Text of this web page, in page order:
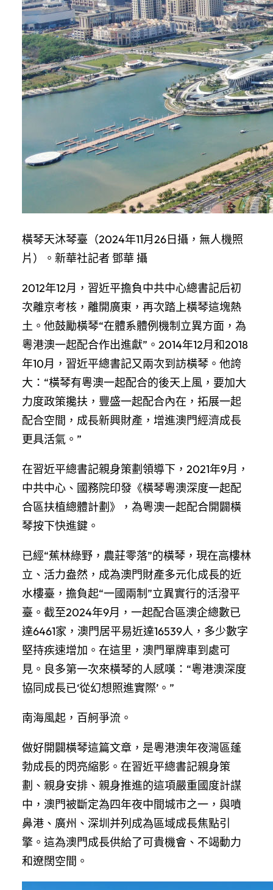
橫琴天沐琴臺（2024年11月26日攝，無人機照
片）。新華社記者 鄧華 攝
2012年12月，習近平擔負中共中心總書記后初
次離京考核，離開廣東，再次踏上橫琴這塊熱
土。他鼓勵橫琴“在體系體例機制立異方面，為
粵港澳一起配合作出進獻”。2014年12月和2018
年10月，習近平總書記又兩次到訪橫琴。他誇
大：“橫琴有粵澳一起配合的後天上風，要加大
力度政策攙扶，豐盛一起配合內在，拓展一起
配合空間，成長新興財產，增進澳門經濟成長
更具活氣。”
在習近平總書記親身策劃領導下，2021年9月，
中共中心、國務院印發《橫琴粵澳深度一起配
合區扶植總體計劃》，為粵澳一起配合開闢橫
琴按下快進鍵。
已經“蕉林綠野，農莊零落”的橫琴，現在高樓林
立、活力盎然，成為澳門財產多元化成長的近
水樓臺，擔負起“一國兩制”立異實行的活潑平
臺。截至2024年9月，一起配合區澳企總數已
達6461家，澳門居平易近達16539人，多少數字
堅持疾速增加。在這里，澳門單牌車到處可
見。良多第一次來橫琴的人感嘆：“粵港澳深度
協同成長已‘從幻想照進實際’。”
南海風起，百舸爭流。
做好開闢橫琴這篇文章，是粵港澳年夜灣區蓬
勃成長的閃亮縮影。在習近平總書記親身策
劃、親身安排、親身推進的這項嚴重國度計謀
中，澳門被斷定為四年夜中間城市之一，與噴
鼻港、廣州、深圳并列成為區域成長焦點引
擎。這為澳門成長供給了可貴機會、不竭動力
和遼闊空間。